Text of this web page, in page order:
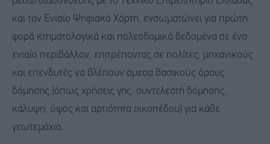
και τον Ενιαίο Ψηφιακό Χάρτη, ενσωματώνει για πρώτη
φορά κτηματολογικά και πολεοδομικά δεδομένα σε ένα
ενιαίο περιβάλλον, επιτρέποντας σε πολίτες, μηχανικούς
και επενδυτές να βλέπουν άμεσα βασικούς όρους
δόμησης (όπως χρήσεις γης, συντελεστή δόμησης,
κάλυψη, ύψος και αρτιότητα οικοπέδου) για κάθε
γεωτεμάχιο.